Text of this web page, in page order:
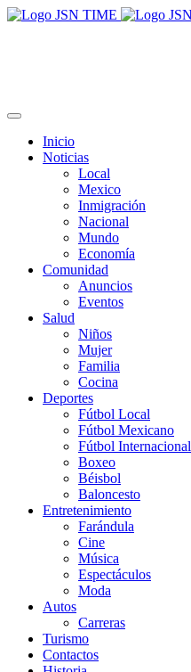
Inicio
Noticias
Local
Mexico
Inmigración
Nacional
Mundo
Economía
Comunidad
Anuncios
Eventos
Salud
Niños
Mujer
Familia
Cocina
Deportes
Fútbol Local
Fútbol Mexicano
Fútbol Internacional
Boxeo
Béisbol
Baloncesto
Entretenimiento
Farándula
Cine
Música
Espectáculos
Moda
Autos
Carreras
Turismo
Contactos